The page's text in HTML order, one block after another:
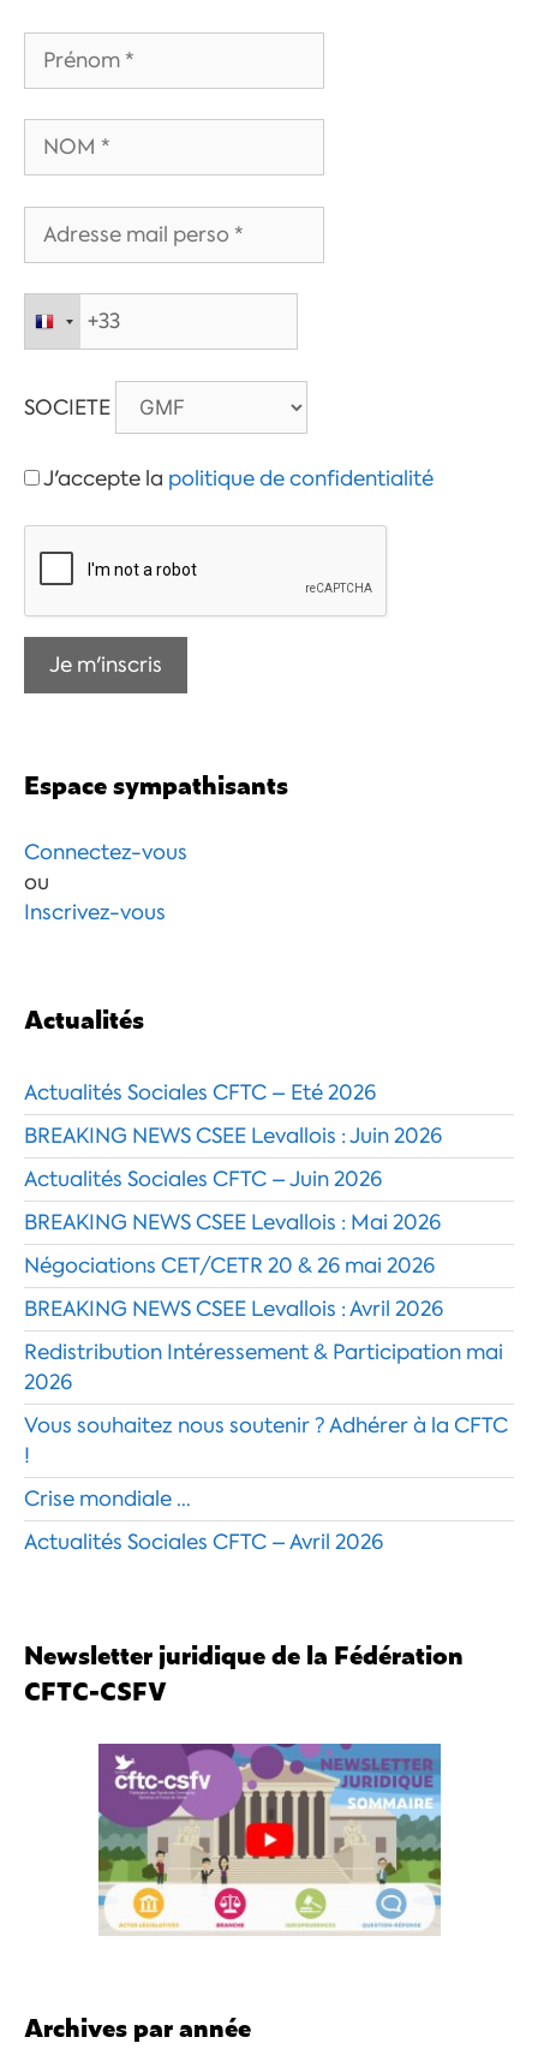
SOCIETE
J'accepte la politique de confidentialité
Espace sympathisants
Connectez-vous
ou
Inscrivez-vous
Actualités
Actualités Sociales CFTC – Eté 2026
BREAKING NEWS CSEE Levallois : Juin 2026
Actualités Sociales CFTC – Juin 2026
BREAKING NEWS CSEE Levallois : Mai 2026
Négociations CET/CETR 20 & 26 mai 2026
BREAKING NEWS CSEE Levallois : Avril 2026
Redistribution Intéressement & Participation mai
2026
Vous souhaitez nous soutenir ? Adhérer à la CFTC
!
Crise mondiale …
Actualités Sociales CFTC – Avril 2026
Newsletter juridique de la Fédération
CFTC-CSFV
Archives par année